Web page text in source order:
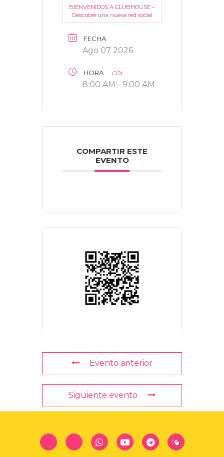
BIENVENIDOS A CLUBHOUSE –
Descubre una nueva red social
FECHA
Ago 07 2026
HORA COL
8:00 AM - 9:00 AM
COMPARTIR ESTE
EVENTO
Evento anterior
Siguiente evento